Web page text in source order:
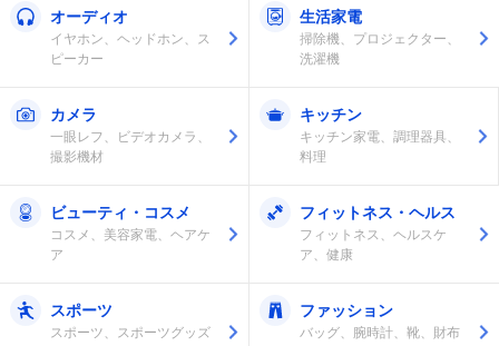
オーディオ
イヤホン、ヘッドホン、ス
ピーカー
生活家電
掃除機、プロジェクター、
洗濯機
カメラ
一眼レフ、ビデオカメラ、
撮影機材
キッチン
キッチン家電、調理器具、
料理
ビューティ・コスメ
コスメ、美容家電、ヘアケ
ア
フィットネス・ヘルス
フィットネス、ヘルスケ
ア、健康
スポーツ
スポーツ、スポーツグッズ
ファッション
バッグ、腕時計、靴、財布